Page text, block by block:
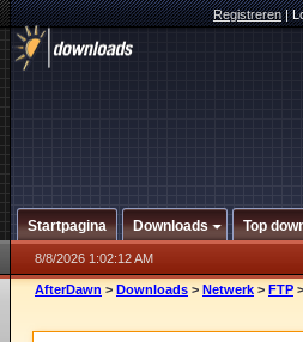
Registreren|
Startpagina Downloads Top
8/8/2026 1:02:12 AM
AfterDawn > Downloads > Netwerk > FTP >